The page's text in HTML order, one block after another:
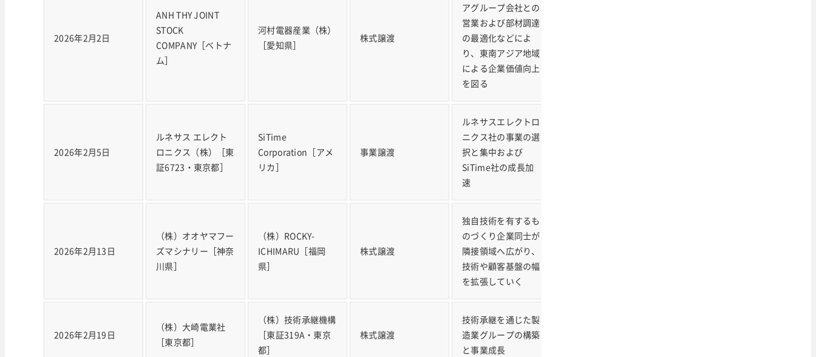
2026年2月2日
ANH THY JOINT
STOCK
COMPANY［ベトナ
ム］
河村電器産業（株）
［愛知県］
株式譲渡
アグループ会社との
営業および部材調達
の最適化などによ
り、東南アジア地域
による企業価値向上
を図る
2026年2月5日
ルネサス エレクト
ロニクス（株）［東
証6723・東京都］
SiTime
Corporation［アメ
リカ］
事業譲渡
ルネサスエレクトロ
ニクス社の事業の選
択と集中および
SiTime社の成長加
速
2026年2月13日
（株）オオヤマフー
ズマシナリー［神奈
川県］
（株）ROCKY-
ICHIMARU［福岡
県］
株式譲渡
独自技術を有するも
のづくり企業同士が
隣接領域へ広がり、
技術や顧客基盤の幅
を拡張していく
2026年2月19日
（株）大崎電業社
［東京都］
（株）技術承継機構
［東証319A・東京
都］
株式譲渡
技術承継を通じた製
造業グループの構築
と事業成長